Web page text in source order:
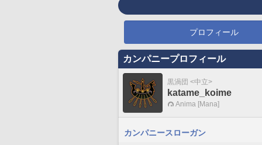
プロフィール
カンパニープロフィール
黒渦団 <中立>
katame_koime
Anima [Mana]
カンパニースローガン